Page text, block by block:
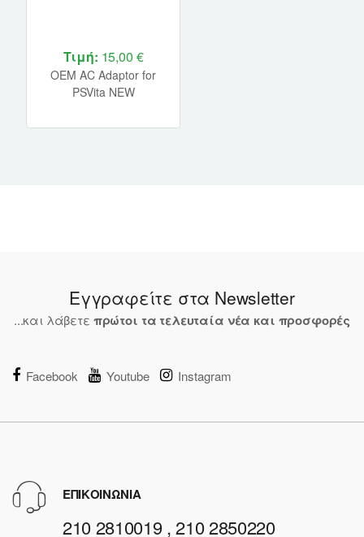
Τιμή: 15,00 €
OEM AC Adaptor for
PSVita NEW
Εγγραφείτε στα Newsletter
...και λάβετε πρώτοι τα τελευταία νέα και προσφορές
Facebook Youtube Instagram
ΕΠΙΚΟΙΝΩΝΙΑ
210 2810019 , 210 2850220